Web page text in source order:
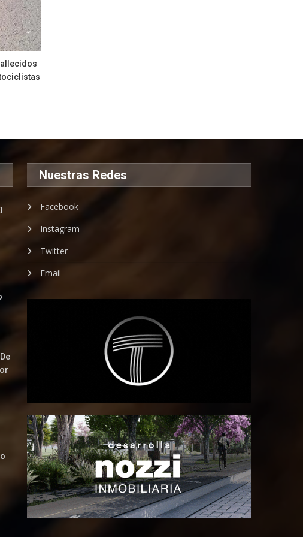
Nuestras Redes
Facebook
Instagram
Twitter
Email